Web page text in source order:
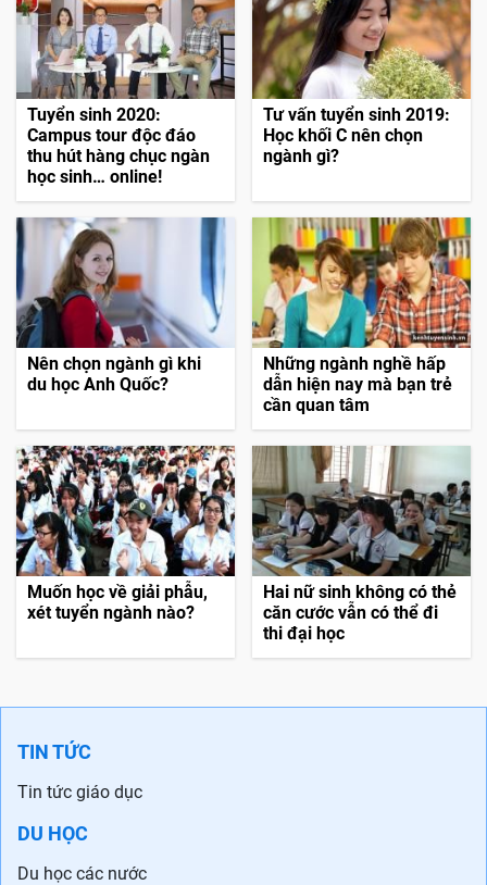
Tuyển sinh 2020:
Campus tour độc đáo
thu hút hàng chục ngàn
học sinh… online!
Tư vấn tuyển sinh 2019:
Học khối C nên chọn
ngành gì?
Nên chọn ngành gì khi
du học Anh Quốc?
Những ngành nghề hấp
dẫn hiện nay mà bạn trẻ
cần quan tâm
Muốn học về giải phẫu,
xét tuyển ngành nào?
Hai nữ sinh không có thẻ
căn cước vẫn có thể đi
thi đại học
TIN TỨC
Tin tức giáo dục
DU HỌC
Du học các nước